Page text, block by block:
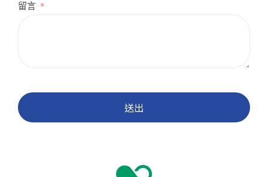
留言
送出